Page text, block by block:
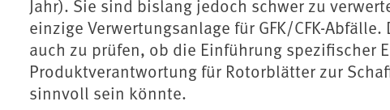
Jahr). Sie sind bislang jedoch schwer zu
einzige Verwertungsanlage für GFK/CFK-
auch zu prüfen, ob die Einführung spezifischer
Produktverantwortung für Rotorblätter zur
sinnvoll sein könnte.